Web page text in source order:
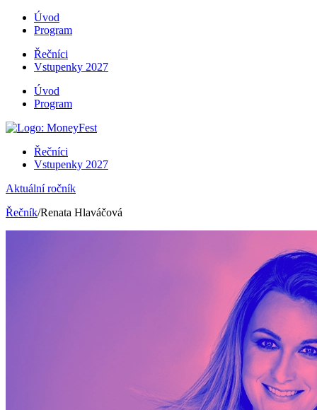
Úvod
Program
Řečníci
Vstupenky 2027
Úvod
Program
Řečníci
Vstupenky 2027
Aktuální ročník
Řečník/Renata Hlaváčová